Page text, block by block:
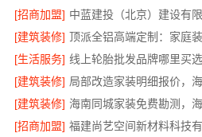
[招商加盟]
[建筑装修] 顶派全铝高端定制：家庭
[生活服务]
[建筑装修]
[建筑装修]
[招商加盟]